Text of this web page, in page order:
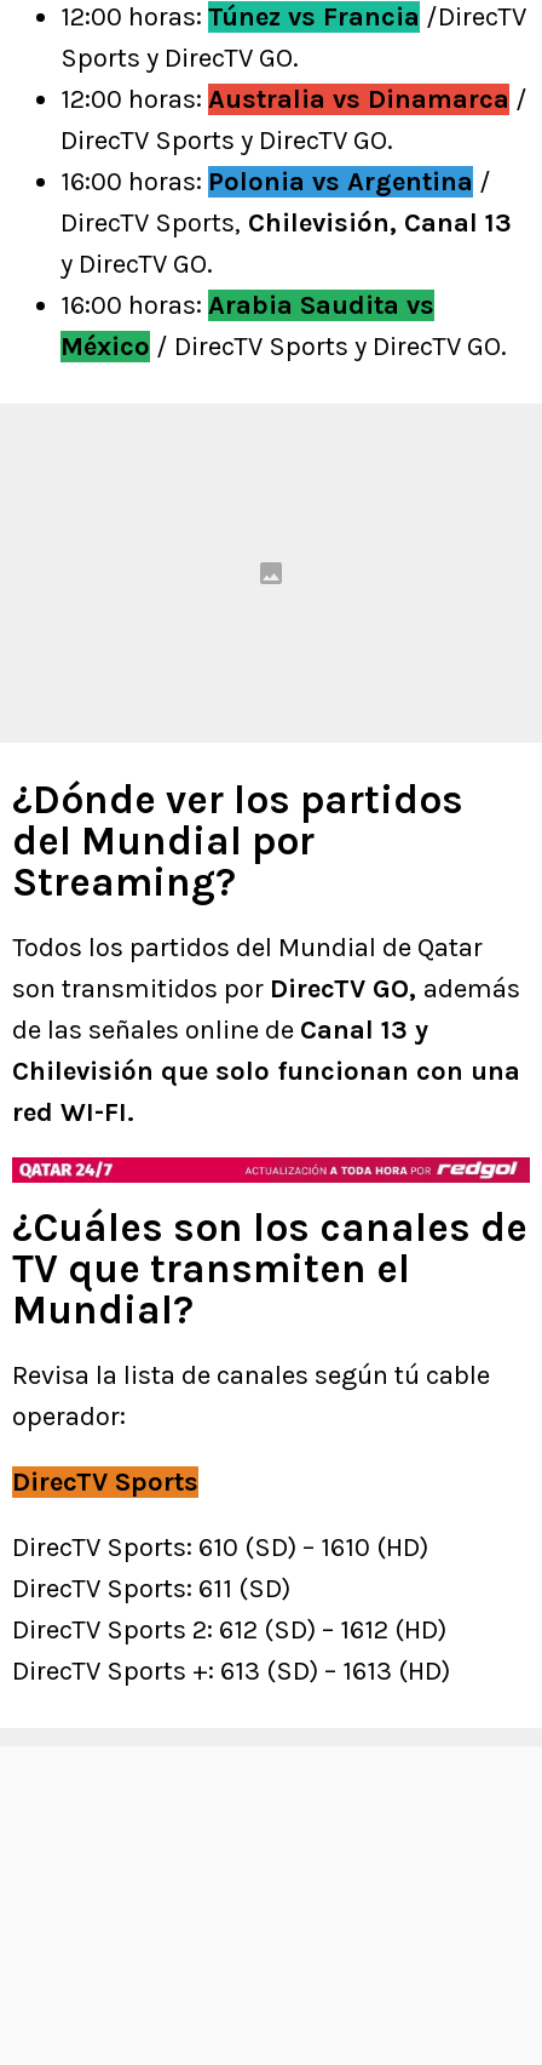
12:00 horas: Túnez vs Francia /DirecTV
Sports y DirecTV GO.
12:00 horas: Australia vs Dinamarca /
DirecTV Sports y DirecTV GO.
16:00 horas: Polonia vs Argentina /
DirecTV Sports, Chilevisión, Canal 13
y DirecTV GO.
16:00 horas: Arabia Saudita vs
México / DirecTV Sports y DirecTV GO.
¿Dónde ver los partidos
del Mundial por
Streaming?
Todos los partidos del Mundial de Qatar
son transmitidos por DirecTV GO, además
de las señales online de Canal 13 y
Chilevisión que solo funcionan con una
red WI-FI.
¿Cuáles son los canales de
TV que transmiten el
Mundial?
Revisa la lista de canales según tú cable
operador:
DirecTV Sports
DirecTV Sports: 610 (SD) – 1610 (HD)
DirecTV Sports: 611 (SD)
DirecTV Sports 2: 612 (SD) – 1612 (HD)
DirecTV Sports +: 613 (SD) – 1613 (HD)